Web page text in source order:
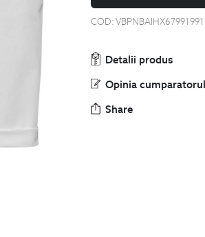
Detalii produs
Opinia